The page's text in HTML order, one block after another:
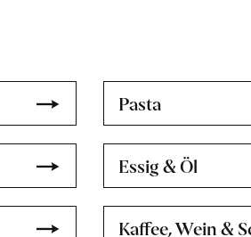
Pasta
Essig & Öl
Kaffee, Wein &